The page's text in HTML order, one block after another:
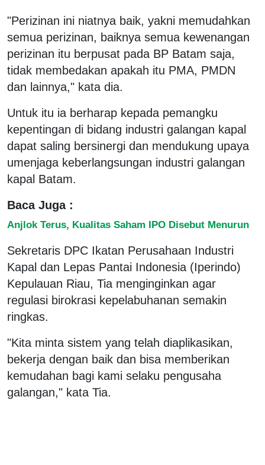
"Perizinan ini niatnya baik, yakni memudahkan
semua perizinan, baiknya semua kewenangan
perizinan itu berpusat pada BP Batam saja,
tidak membedakan apakah itu PMA, PMDN
dan lainnya," kata dia.
Untuk itu ia berharap kepada pemangku
kepentingan di bidang industri galangan kapal
dapat saling bersinergi dan mendukung upaya
umenjaga keberlangsungan industri galangan
kapal Batam.
Baca Juga :
Anjlok Terus, Kualitas Saham IPO Disebut Menurun
Sekretaris DPC Ikatan Perusahaan Industri
Kapal dan Lepas Pantai Indonesia (Iperindo)
Kepulauan Riau, Tia menginginkan agar
regulasi birokrasi kepelabuhanan semakin
ringkas.
"Kita minta sistem yang telah diaplikasikan,
bekerja dengan baik dan bisa memberikan
kemudahan bagi kami selaku pengusaha
galangan," kata Tia.